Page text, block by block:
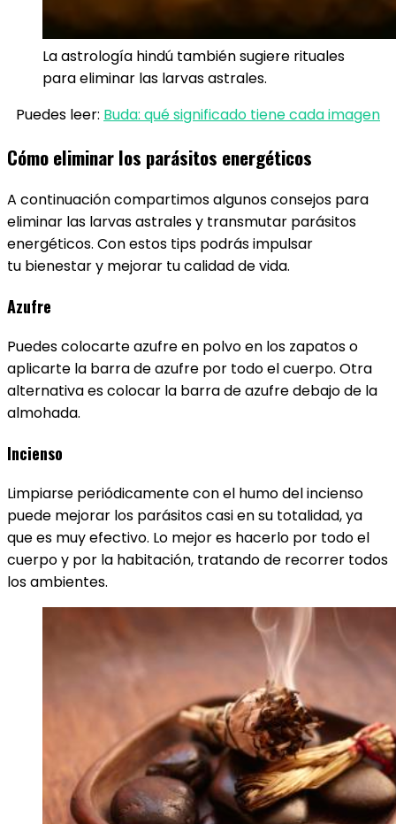
La astrología hindú también sugiere rituales
para eliminar las larvas astrales.
Puedes leer: Buda: qué significado tiene cada imagen
Cómo eliminar los parásitos energéticos
A continuación compartimos algunos consejos para
eliminar las larvas astrales y transmutar parásitos
energéticos. Con estos tips podrás impulsar
tu bienestar y mejorar tu calidad de vida.
Azufre
Puedes colocarte azufre en polvo en los zapatos o
aplicarte la barra de azufre por todo el cuerpo. Otra
alternativa es colocar la barra de azufre debajo de la
almohada.
Incienso
Limpiarse periódicamente con el humo del incienso
puede mejorar los parásitos casi en su totalidad, ya
que es muy efectivo. Lo mejor es hacerlo por todo el
cuerpo y por la habitación, tratando de recorrer todos
los ambientes.